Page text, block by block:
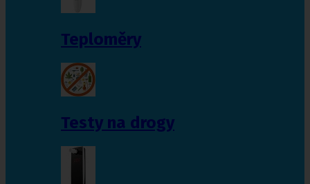
Teploměry
Testy na drogy